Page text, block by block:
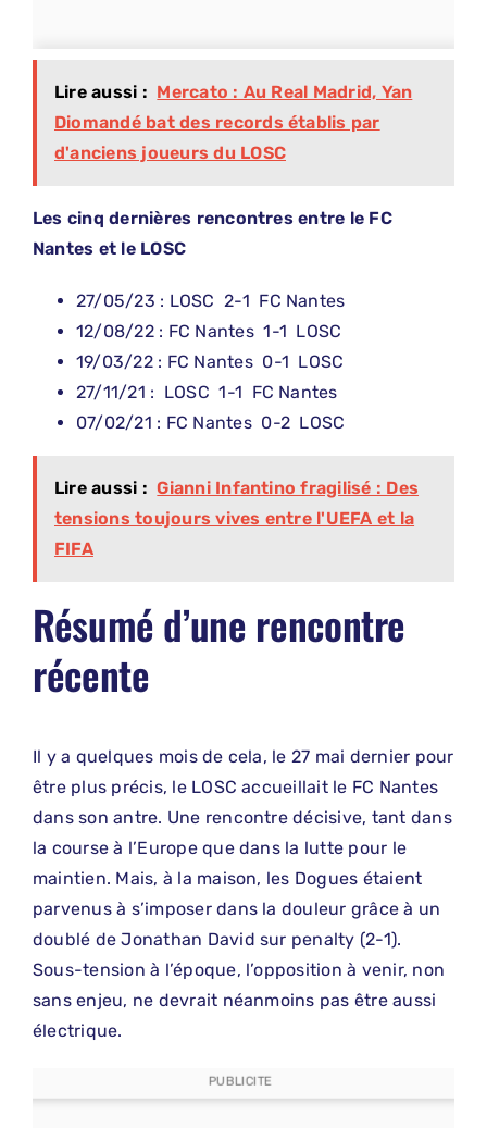
Lire aussi : Mercato : Au Real Madrid, Yan
Diomandé bat des records établis par
d'anciens joueurs du LOSC
Les cinq dernières rencontres entre le FC
Nantes et le LOSC
27/05/23 : LOSC 2-1 FC Nantes
12/08/22 : FC Nantes 1-1 LOSC
19/03/22 : FC Nantes 0-1 LOSC
27/11/21 : LOSC 1-1 FC Nantes
07/02/21 : FC Nantes 0-2 LOSC
Lire aussi : Gianni Infantino fragilisé : Des
tensions toujours vives entre l'UEFA et la
FIFA
Résumé d’une rencontre
récente
Il y a quelques mois de cela, le 27 mai dernier pour
être plus précis, le LOSC accueillait le FC Nantes
dans son antre. Une rencontre décisive, tant dans
la course à l’Europe que dans la lutte pour le
maintien. Mais, à la maison, les Dogues étaient
parvenus à s’imposer dans la douleur grâce à un
doublé de Jonathan David sur penalty (2-1).
Sous-tension à l’époque, l’opposition à venir, non
sans enjeu, ne devrait néanmoins pas être aussi
électrique.
PUBLICITE